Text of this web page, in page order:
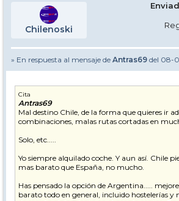
Chilenoski
» En respuesta al mensaje de Antras69 del 08-
Cita
Antras69
Mal destino Chile, de la forma que quieres ir
combinaciones, malas rutas cortadas en
Solo, etc.....
Yo siempre alquilado coche. Y aun así. Chile
mas barato que España, no mucho.
Has pensado la opción de Argentina.....
barato todo en general, incluido hostelerías y